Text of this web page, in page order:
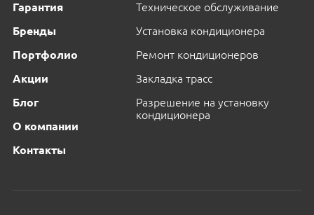
Гарантия
Бренды
Портфолио
Акции
Блог
О компании
Контакты
Техническое обслуживание
Установка кондиционера
Ремонт кондиционеров
Закладка трасс
Разрешение на установку
кондиционера